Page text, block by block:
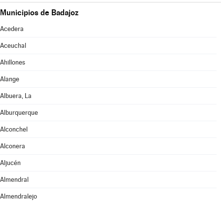
Municipios de Badajoz
Acedera
Aceuchal
Ahillones
Alange
Albuera, La
Alburquerque
Alconchel
Alconera
Aljucén
Almendral
Almendralejo